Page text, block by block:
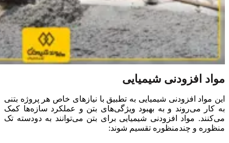
مواد افزودنی شیمیایی
این مواد افزودنی شیمیایی به تطبیق با نیازهای خاص هر پروژه بتنی
به کار می‌روند و به بهبود ویژگی‌های بتن و عملکرد سازه‌ها کمک
می‌کنند. مواد افزودنی شیمیایی برای بتن می‌توانند به دودسته تک
منظوره و چندمنظوره تقسیم شوند: